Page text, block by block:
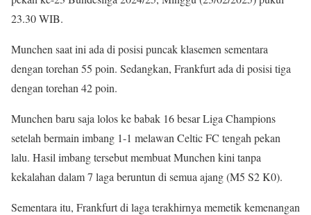
23.30 WIB.
Munchen saat ini ada di posisi puncak klasemen sementara
dengan torehan 55 poin. Sedangkan, Frankfurt ada di posisi tiga
dengan torehan 42 poin.
Munchen baru saja lolos ke babak 16 besar Liga Champions
setelah bermain imbang 1-1 melawan Celtic FC tengah pekan
lalu. Hasil imbang tersebut membuat Munchen kini tanpa
kekalahan dalam 7 laga beruntun di semua ajang (M5 S2 K0).
Sementara itu, Frankfurt di laga terakhirnya memetik kemenangan